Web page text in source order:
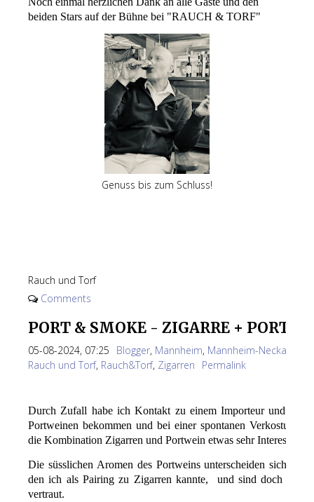
beiden Stars auf der Bühne bei "RAUCH & TORF"
Genuss bis zum Schluss!
Rauch und Torf
Comments
PORT & SMOKE - ZIGARRE +
05-08-2024, 07:25 Blogger, Mannheim, Mannheim-Neckarau
Rauch und Torf, Rauch&Torf, Zigarren Permalink
Durch Zufall habe ich Kontakt zu einem Importeur und
Portweinen bekommen und bei einer spontanen Verkostung
die Kombination Zigarren und Portwein etwas sehr
Die süsslichen Aromen des Portweins unterscheiden sich
den ich als Pairing zu Zigarren kannte, und sind doch
vertraut.